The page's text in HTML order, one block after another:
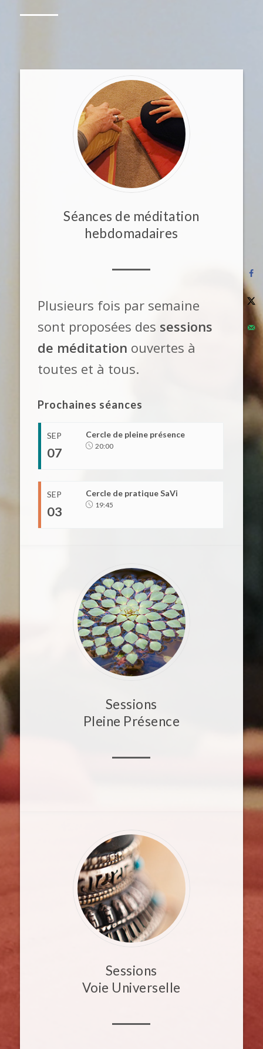
Séances de méditation
hebdomadaires
Plusieurs fois par semaine
sont proposées des sessions
de méditation ouvertes à
toutes et à tous.
Prochaines séances
SEP
07
Cercle de pleine présence
20:00
SEP
03
Cercle de pratique SaVi
19:45
Sessions
Pleine Présence
Sessions
Voie Universelle